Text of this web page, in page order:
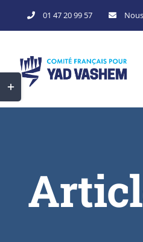
01 47 20 99 57